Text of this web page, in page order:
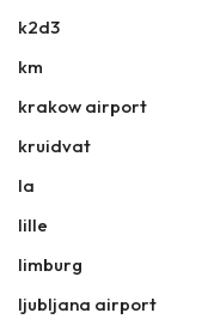
k2d3
km
krakow airport
kruidvat
la
lille
limburg
ljubljana airport